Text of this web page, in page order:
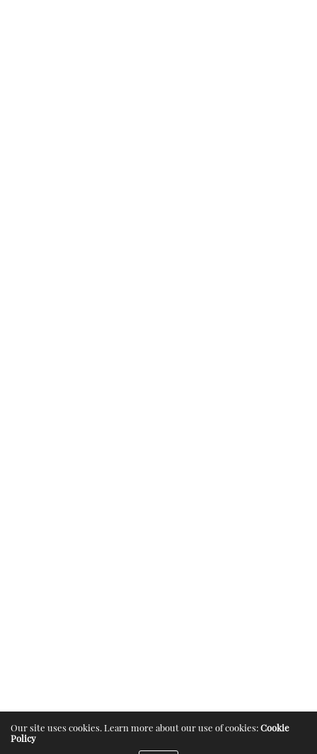
Our site uses cookies. Learn more about our use of cookies:Cookie
Policy